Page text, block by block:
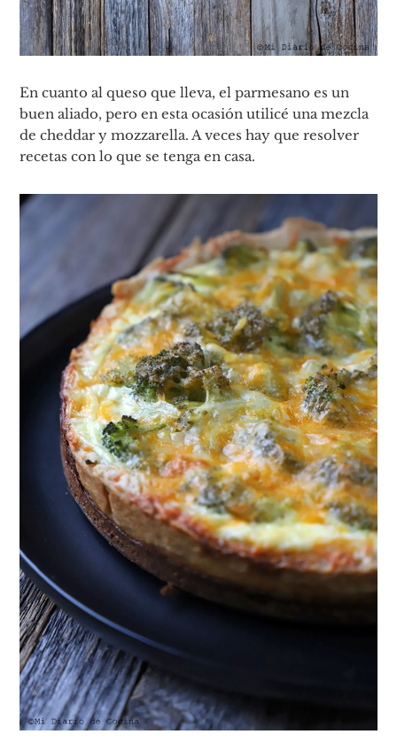
En cuanto al queso que lleva, el parmesano es un
buen aliado, pero en esta ocasión utilicé una mezcla
de cheddar y mozzarella. A veces hay que resolver
recetas con lo que se tenga en casa.